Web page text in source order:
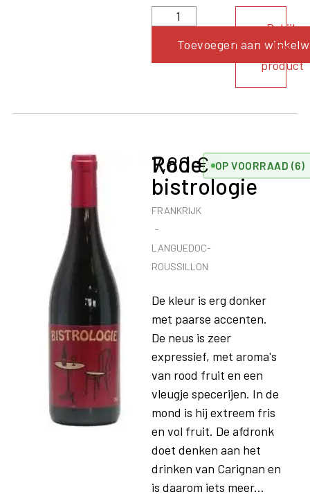
Toevoegen aan
Bekijk
het
product
Rode
bistrologie
FRANKRIJK
LANGUEDOC-
ROUSSILLON
7,80€ OP VOORRAAD (6)
De kleur is erg donker
met paarse accenten.
De neus is zeer
expressief, met aroma's
van rood fruit en een
vleugje specerijen. In de
mond is hij extreem fris
en vol fruit. De afdronk
doet denken aan het
drinken van Carignan en
is daarom iets meer...